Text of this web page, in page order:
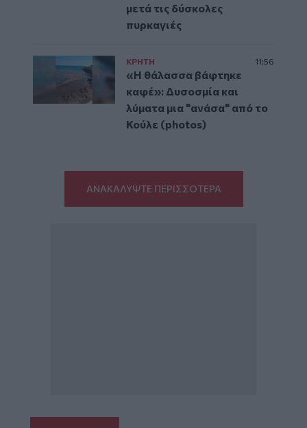
μετά τις δύσκολες
πυρκαγιές
ΚΡΗΤΗ 11:56
«Η θάλασσα βάφτηκε
καφέ»: Δυσοσμία και
λύματα μια "ανάσα" από το
Κούλε (photos)
ΑΝΑΚΑΛΥΨΤΕ ΠΕΡΙΣΣΟΤΕΡΑ